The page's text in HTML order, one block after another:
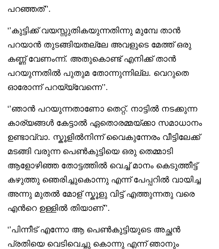
പറഞ്ഞത്’’.
‘’കുട്ടിക്ക് വയസ്സുതികയുന്നതിന്നു മുമ്പേ താൻ
പറയാൻ തുടങ്ങിയതല്ലേ അവളുടെ മേത്ത് ഒരു
കണ്ണ് വേണംന്ന്. അതുകൊണ്ട് എനിക്ക് താൻ
പറയുന്നതിൽ പുതുമ തോന്നുന്നില്ല. വെറുതെ
ഓരോന്ന് പറയ്യ്വേന്നെ’’.
‘’ഞാൻ പറയുന്നതാണോ തെറ്റ്. നാട്ടിൽ നടക്കുന്ന
കാര്യങ്ങള്‍ കേട്ടാല്‍ ഏതൊരമ്മയ്ക്കാ സമാധാനം
ഉണ്ടാവ്വാ. സ്കൂളിൽനിന്ന് വൈകുന്നേരം വീട്ടിലേക്ക്
മടങ്ങി വരുന്ന പെൺകുട്ടിയെ ഒരു തെമ്മാടി
ആളോഴിഞ്ഞ തോട്ടത്തില്‍ വെച്ച് മാനം കെടുത്തീട്ട്
കഴുത്തു ഞെരിച്ചുകൊന്നു എന്ന് പേപ്പറിൽ വായിച്ച
അന്നു മുതൽ മോള് സ്കൂളു വിട്ട് എത്തുന്നതു വരെ
എൻറെ ഉള്ളിൽ തിയാണ്’’.
‘’പിന്നീട് എന്നോ ആ പെൺകുട്ടിയുടെ അച്ഛൻ
പ്രതിയെ വെടിവെച്ചു കൊന്നു എന്ന് ഞാനും